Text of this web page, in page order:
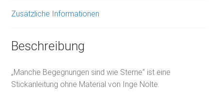
Zusätzliche Informationen
Beschreibung
„Manche Begegnungen sind wie Sterne“ ist eine
Stickanleitung ohne Material von Inge Nolte.